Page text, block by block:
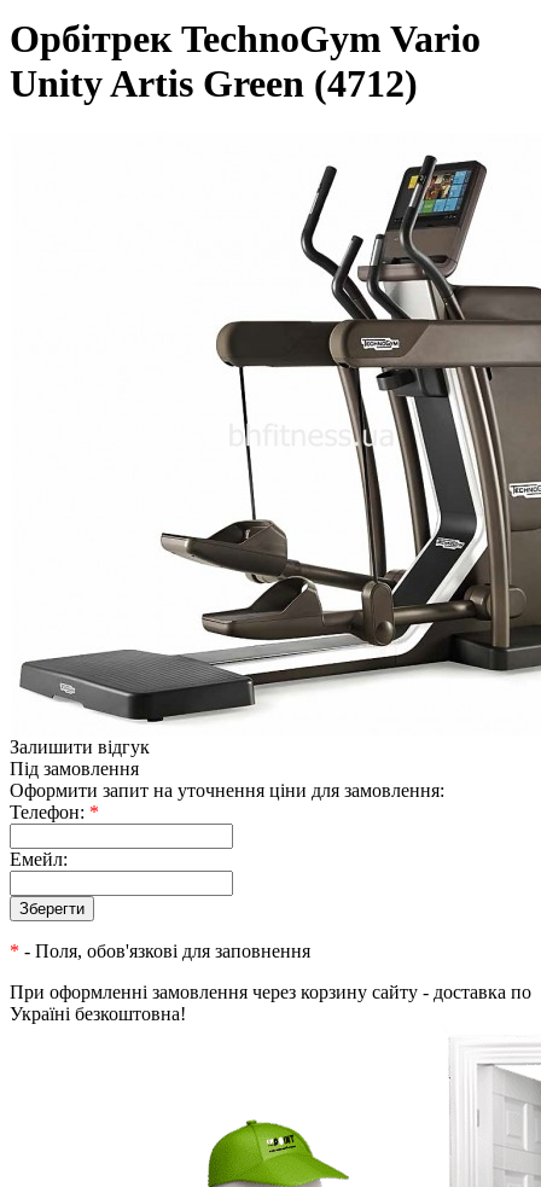
Орбітрек TechnoGym Vario
Unity Artis Green (4712)
Залишити відгук
Під замовлення
Оформити запит на уточнення ціни для замовлення:
Телефон: *
Емейл:
* - Поля, обов'язкові для заповнення
При оформленні замовлення через корзину сайту - доставка по
Україні безкоштовна!